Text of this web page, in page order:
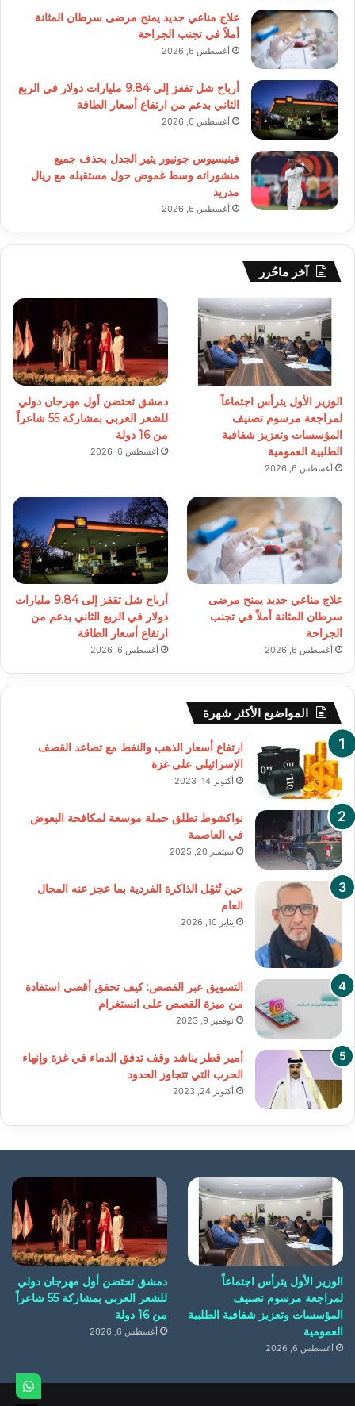
علاج مناعي جديد يمنح مرضى سرطان المثانة
أملاً في تجنب الجراحة
أغسطس 6, 2026
أرباح شل تقفز إلى 9.84 مليارات دولار في الربع
الثاني بدعم من ارتفاع أسعار الطاقة
أغسطس 6, 2026
فينيسيوس جونيور يثير الجدل بحذف جميع
منشوراته وسط غموض حول مستقبله مع ريال
مدريد
أغسطس 6, 2026
آخر ماحُرر
الوزير الأول يترأس اجتماعاً
لمراجعة مرسوم تصنيف
المؤسسات وتعزيز شفافية
الطلبية العمومية
أغسطس 6, 2026
دمشق تحتضن أول مهرجان دولي
للشعر العربي بمشاركة 55 شاعراً
من 16 دولة
أغسطس 6, 2026
علاج مناعي جديد يمنح مرضى
سرطان المثانة أملاً في تجنب
الجراحة
أغسطس 6, 2026
أرباح شل تقفز إلى 9.84 مليارات
دولار في الربع الثاني بدعم من
ارتفاع أسعار الطاقة
أغسطس 6, 2026
المواضيع الأكثر شهرة
ارتفاع أسعار الذهب والنفط مع تصاعد القصف
الإسرائيلي على غزة
أكتوبر 14, 2023
نواكشوط تطلق حملة موسعة لمكافحة البعوض
في العاصمة
سبتمبر 20, 2025
حين تُثقِل الذاكرة الفردية بما عجز عنه المجال
العام
يناير 10, 2026
التسويق عبر القصص: كيف تحقق أقصى استفادة
من ميزة القصص على انستغرام
نوفمبر 9, 2023
أمير قطر يناشد وقف تدفق الدماء في غزة وإنهاء
الحرب التي تتجاوز الحدود
أكتوبر 24, 2023
الوزير الأول يترأس اجتماعاً
لمراجعة مرسوم تصنيف
المؤسسات وتعزيز شفافية الطلبية
العمومية
أغسطس 6, 2026
دمشق تحتضن أول مهرجان دولي
للشعر العربي بمشاركة 55 شاعراً
من 16 دولة
أغسطس 6, 2026